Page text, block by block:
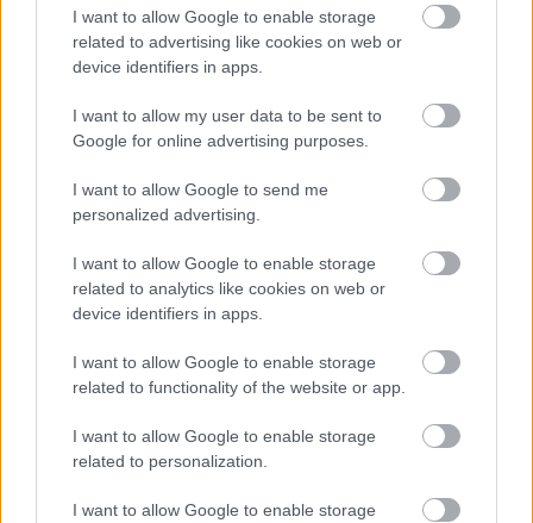
I want to allow Google to enable storage
related to advertising like cookies on web or
device identifiers in apps.
I want to allow my user data to be sent to
Google for online advertising purposes.
I want to allow Google to send me
personalized advertising.
I want to allow Google to enable storage
related to analytics like cookies on web or
device identifiers in apps.
I want to allow Google to enable storage
related to functionality of the website or app.
I want to allow Google to enable storage
related to personalization.
I want to allow Google to enable storage
Megérkezett az eső a Duna
Paks II.: Mit jelent az 5. blokk új
mérföldköve a felülvizsgálat
árnyékában?
Fontos a postaládákba költöző